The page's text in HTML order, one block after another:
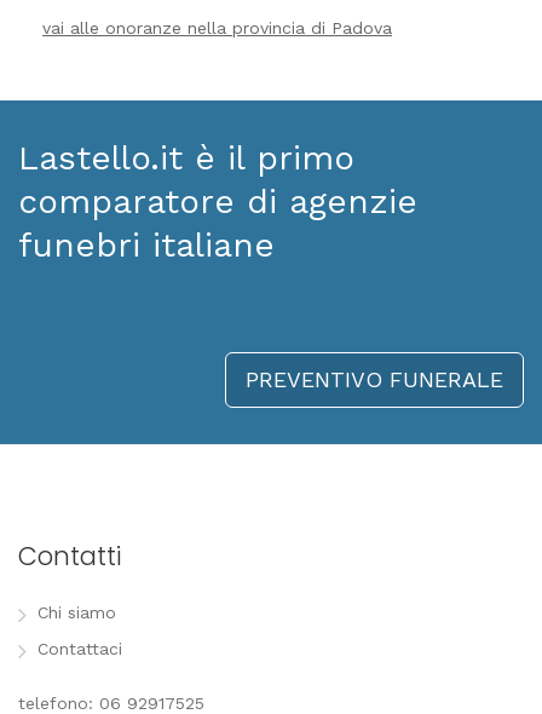
vai alle onoranze nella provincia di Padova
Lastello.it è il primo
comparatore di agenzie
funebri italiane
PREVENTIVO FUNERALE
Contatti
Chi siamo
Contattaci
telefono: 06 92917525